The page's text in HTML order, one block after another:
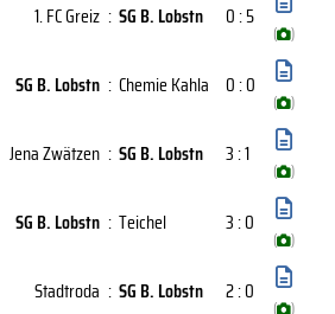
1. FC Greiz : SG B. Lobstn 0 : 5
( )
SG B. Lobstn : Chemie Kahla 0 : 0
( )
Jena Zwätzen : SG B. Lobstn 3 : 1
( )
SG B. Lobstn : Teichel 3 : 0
( )
Stadtroda : SG B. Lobstn 2 : 0
( )